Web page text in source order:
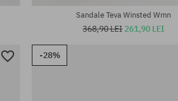
Sandale Teva Winsted Wmn
368,90 LEI 261,90 LEI
-28%